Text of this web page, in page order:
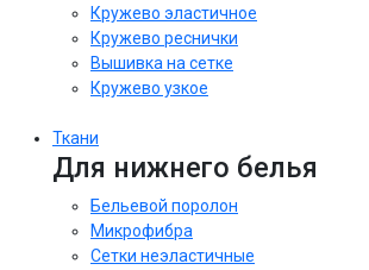
Кружево эластичное
Кружево реснички
Вышивка на сетке
Кружево узкое
Ткани
Для нижнего белья
Бельевой поролон
Микрофибра
Сетки неэластичные